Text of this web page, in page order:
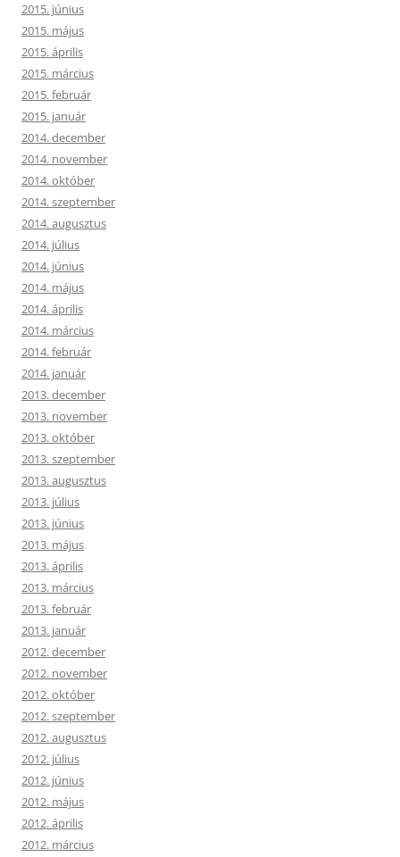
2015. június
2015. május
2015. április
2015. március
2015. február
2015. január
2014. december
2014. november
2014. október
2014. szeptember
2014. augusztus
2014. július
2014. június
2014. május
2014. április
2014. március
2014. február
2014. január
2013. december
2013. november
2013. október
2013. szeptember
2013. augusztus
2013. július
2013. június
2013. május
2013. április
2013. március
2013. február
2013. január
2012. december
2012. november
2012. október
2012. szeptember
2012. augusztus
2012. július
2012. június
2012. május
2012. április
2012. március